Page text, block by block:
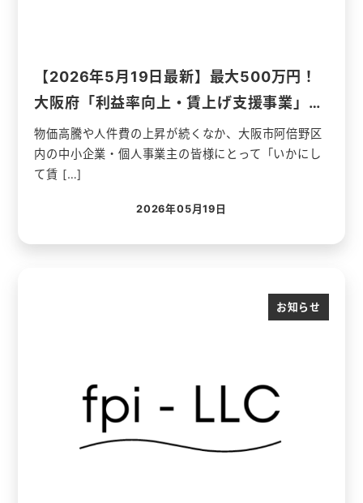
【2026年5月19日最新】最大500万円！
大阪府「利益率向上・賃上げ支援事業」…
物価高騰や人件費の上昇が続くなか、大阪市阿倍野区
内の中小企業・個人事業主の皆様にとって「いかにし
て賃 […]
投稿日
2026年05月19日
お知らせ